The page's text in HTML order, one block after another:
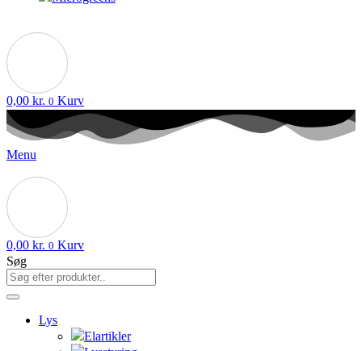
0,00 kr. 0 Kurv
Menu
0,00 kr. 0 Kurv
Søg
Lys
Elartikler